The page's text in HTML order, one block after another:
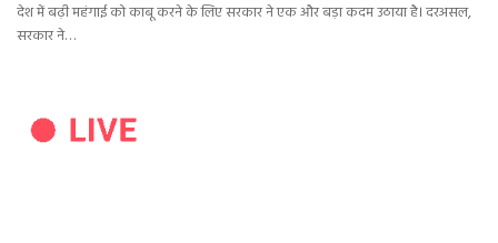
देश में बढ़ी महंगाई को काबू करने के लिए सरकार ने एक और बड़ा कदम उठाया है। दरअसल,
सरकार ने…